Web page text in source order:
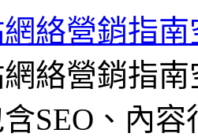
絡營銷指南
絡營銷指
SEO、內